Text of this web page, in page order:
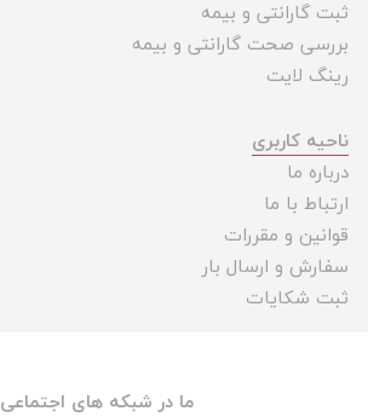
ثبت گارانتی و بیمه
بررسی صحت گارانتی و بیمه
رینگ لایت
ناحیه کاربری
درباره ما
ارتباط با ما
قوانین و مقررات
سفارش و ارسال بار
ثبت شکایات
ما در شبکه های اجتماعی